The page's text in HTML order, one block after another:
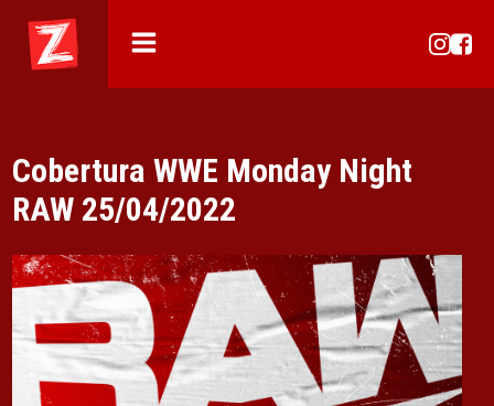
Cobertura WWE Monday Night
RAW 25/04/2022